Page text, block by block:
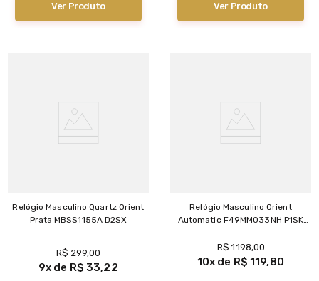
Ver Produto Ver Produto
Relógio Masculino Quartz Orient
Prata MBSS1155A D2SX
R$ 299,00
9 R$ 33,22
Relógio Masculino Orient
Automatic F49MM033NH P1SK
R$ 1.198,00
10 R$ 119,80